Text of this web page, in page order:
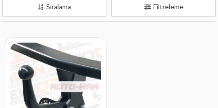
Filtreleme
Sıralama